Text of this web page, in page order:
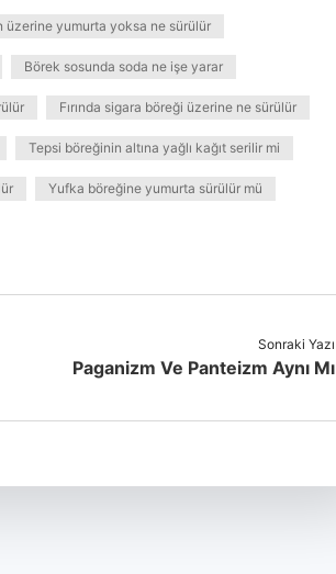
üzerine yumurta yoksa ne sürülür
Börek sosunda soda ne işe yarar
Fırında sigara böreği üzerine ne sürülür
Tepsi böreğinin altına yağlı kağıt serilir mi
Yufka böreğine yumurta sürülür mü
Sonraki Yazı
Paganizm Ve Panteizm Aynı Mı